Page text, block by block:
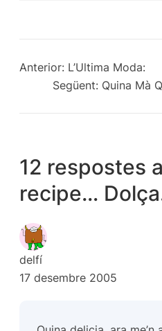
Anterior: L’Ultima Moda:
Següent: Quina Mà
12 respostes
recipe…
delfí
17 desembre 2005